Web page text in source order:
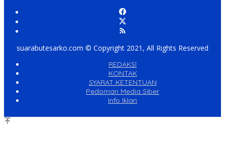
suarabutesarko.com © Copyright 2021, All Rights Reserved
REDAKSI
KONTAK
SYARAT KETENTUAN
Pedoman Media Siber
Info Iklan